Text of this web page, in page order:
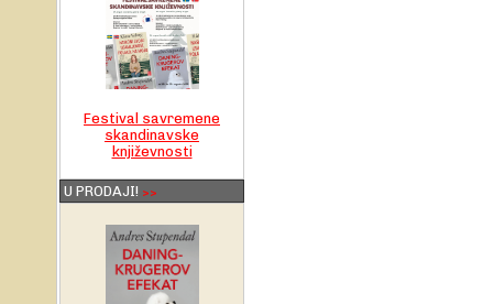
Festival savremene
skandinavske
književnosti
U PRODAJI! >>